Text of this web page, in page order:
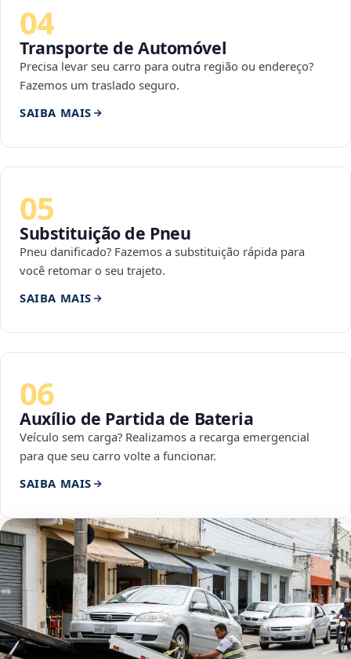
04
Transporte de Automóvel
Precisa levar seu carro para outra região ou endereço?
Fazemos um traslado seguro.
SAIBA MAIS
05
Substituição de Pneu
Pneu danificado? Fazemos a substituição rápida para
você retomar o seu trajeto.
SAIBA MAIS
06
Auxílio de Partida de Bateria
Veículo sem carga? Realizamos a recarga emergencial
para que seu carro volte a funcionar.
SAIBA MAIS